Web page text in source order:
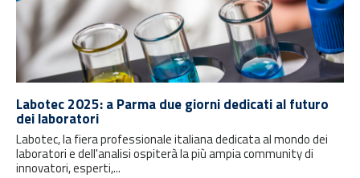
Labotec 2025: a Parma due giorni dedicati al futuro
dei laboratori
Labotec, la fiera professionale italiana dedicata al mondo dei
laboratori e dell'analisi ospiterà la più ampia community di
innovatori, esperti,...